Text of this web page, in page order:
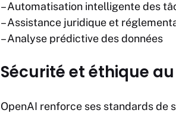
– Automatisation intelligente des
– Assistance juridique et
– Analyse prédictive des données
Sécurité et éthique
OpenAI renforce ses standards de